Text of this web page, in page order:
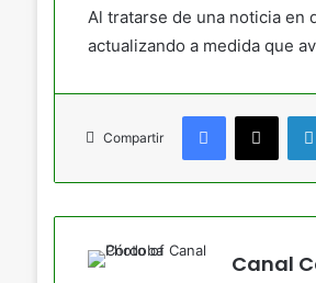
Al tratarse de una noticia en
actualizando a medida que
Compartir
Facebook
X
Canal